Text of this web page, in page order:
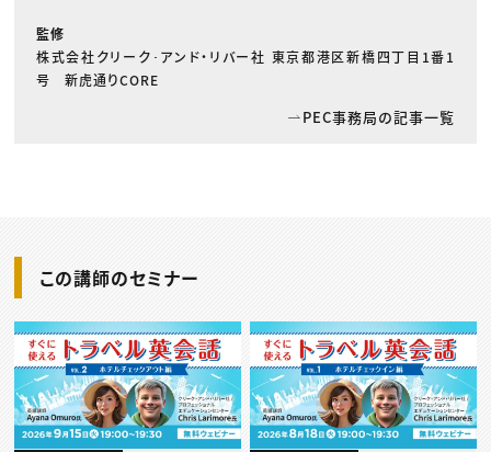
監修
株式会社クリーク･アンド・リバー社 東京都港区新橋四丁目1番1
号 新虎通りCORE
PEC事務局の記事一覧
この講師のセミナー